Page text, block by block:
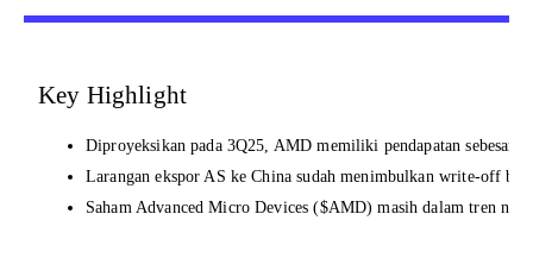
Key Highlight
Diproyeksikan pada 3Q25, AMD memiliki pendapatan
Larangan ekspor AS ke China sudah menimbulkan write-off
Saham Advanced Micro Devices ($AMD) masih dalam tren